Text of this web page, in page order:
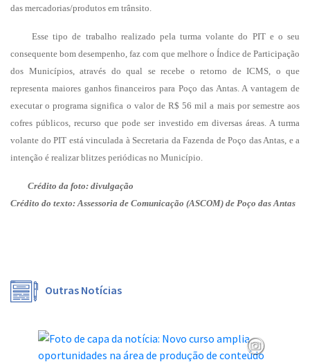
das mercadorias/produtos em trânsito.
Esse tipo de trabalho realizado pela turma volante do PIT e o seu
consequente bom desempenho, faz com que melhore o Índice de Participação
dos Municípios, através do qual se recebe o retorno de ICMS, o que
representa maiores ganhos financeiros para Poço das Antas. A vantagem de
executar o programa significa o valor de R$ 56 mil a mais por semestre aos
cofres públicos, recurso que pode ser investido em diversas áreas. A turma
volante do PIT está vinculada à Secretaria da Fazenda de Poço das Antas, e a
intenção é realizar blitzes periódicas no Município.
Crédito da foto: divulgação
Crédito do texto: Assessoria de Comunicação (ASCOM) de Poço das Antas
Outras Notícias